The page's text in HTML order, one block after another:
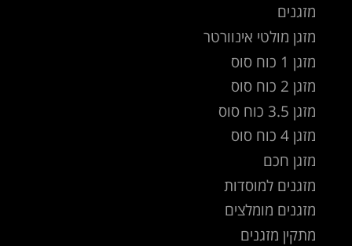
מזגנים
מזגן מולטי אינוורטר
מזגן 1 כוח סוס
מזגן 2 כוח סוס
מזגן 3.5 כוח סוס
מזגן 4 כוח סוס
מזגן חכם
מזגנים למוסדות
מזגנים מומלצים
מתקין מזגנים